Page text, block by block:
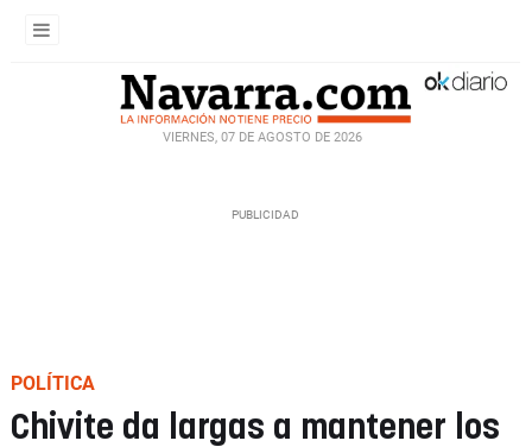
VIERNES, 07 DE AGOSTO DE 2026
POLÍTICA
Chivite da largas a mantener los